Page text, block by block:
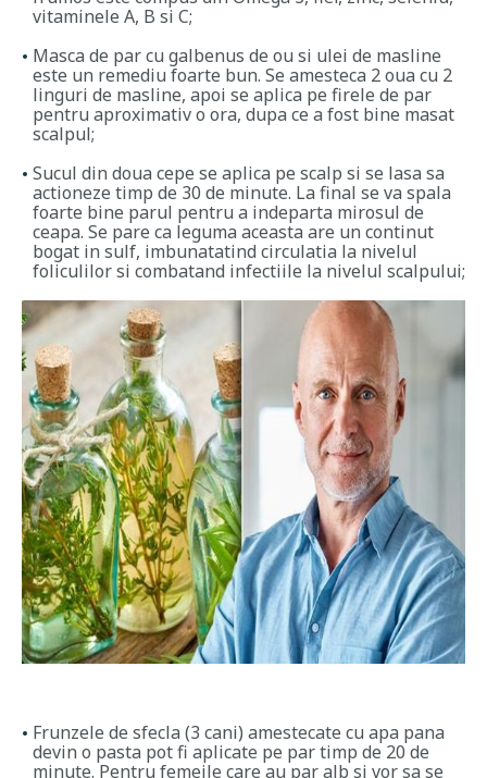
vitaminele A, B si C;
Masca de par cu galbenus de ou si ulei de masline
este un remediu foarte bun. Se amesteca 2 oua cu 2
linguri de masline, apoi se aplica pe firele de par
pentru aproximativ o ora, dupa ce a fost bine masat
scalpul;
Sucul din doua cepe se aplica pe scalp si se lasa sa
actioneze timp de 30 de minute. La final se va spala
foarte bine parul pentru a indeparta mirosul de
ceapa. Se pare ca leguma aceasta are un continut
bogat in sulf, imbunatatind circulatia la nivelul
foliculilor si combatand infectiile la nivelul scalpului;
Frunzele de sfecla (3 cani) amestecate cu apa pana
devin o pasta pot fi aplicate pe par timp de 20 de
minute. Pentru femeile care au par alb si vor sa se